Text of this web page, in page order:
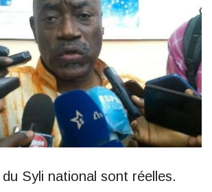
Syli national sont réelles.